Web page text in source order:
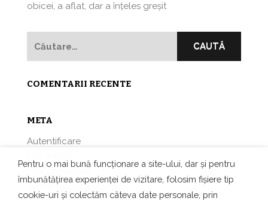
obicei, a aflat, dar a înțeles greșit
COMENTARII RECENTE
META
Autentificare
WordPress.org
Pentru o mai bună funcționare a site-ului, dar și pentru
îmbunătățirea experienței de vizitare, folosim fișiere tip
cookie-uri și colectăm câteva date personale, prin